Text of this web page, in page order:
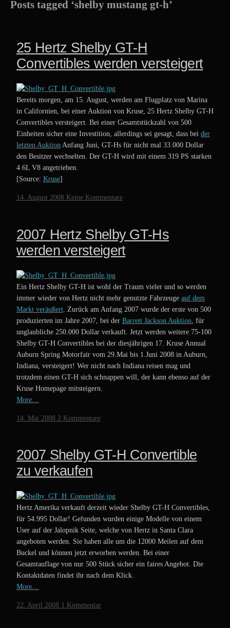
Posts tagged ‘shelby mustang gt-h’
25 Hertz Shelby GT-H
Convertibles werden versteigert
Bereits morgen, am 15. August, werden am Flugplatz von Marina
in Californien, bei einer Auktion von Kruse, 25 Hertz Shelby GT-H
Convertibles versteigert. Bei einer Gesamtstückzahl von 500
Einheiten sicher eine Investition, allerdings sei gesagt, dass bei der
letzten Auktion Anfang Juni, GT-Hs für nicht mal 33.000 Dollar
den Besitzer wechselten. Der GT-H wird mit einem 319 PS starken
4.6L V8 angetrieben.
[Source: Kruse]
14. August 2008 Keine Kommentare
2007 Hertz Shelby GT-Hs
werden versteigert
Ein Hertz Shelby GT-H ist wohl der Traum vieler und so werden
immer wieder von Hertz nicht mehr genutzte Fahrzeuge auf dem
Markt veräußert. Zurück am Anfang 2007 wurde der erste von 500
produzierten im Jahre 2007, bei der Barrett Jackson Auktion, für
unglaubliche 250.000 Dollar verkauft. Jetzt werden weitere 75-100
Shelby GT-H Convertibles bei der diesjährigen 17. Kruse Annual
Auburn Spring Motorfair vom 29.Mai bis 1.Juni 2008 in Auburn,
Indiana, versteigert! Wer nicht nach Indiana reisen mag und
trotzdem einen GT-H sich schnappen will, der kann ebenso auf der
Kruse Homepage mitsteigern.
More…
14. Mai 2008 2 Kommentare
2007 Shelby GT-H Convertible
zu verkaufen
Hertz Amerika verkauft derzeit wieder Shelby GT-H Convertibles,
für 54.995 Dollar! Gefunden wurden einige Modelle von einem
User auf der Jalopnik Seite, welche von Hertz in Santa Clara
angeboten werden. Sie haben alle um die 12000 Meilen auf dem
Buckel und können jetzt erworben werden. Bei einer
Gesamtauflage von nur 500 Stück sicher ein faires Angebot. Die
Kontaktdaten findet ihr nach dem Klick.
More…
22. April 2008 1 Kommentar